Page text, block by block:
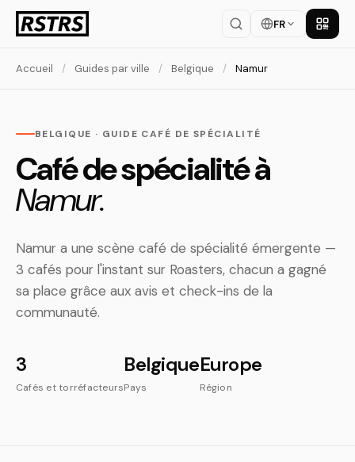
FR
Accueil / Guides par ville / Belgique / Namur
BELGIQUE · GUIDE CAFÉ DE SPÉCIALITÉ
Café de spécialité à
Namur.
Namur a une scène café de spécialité émergente —
3 cafés pour l'instant sur Roasters, chacun a gagné
sa place grâce aux avis et check-ins de la
communauté.
3
Cafés et torréfacteurs
Belgique
Pays
Europe
Région